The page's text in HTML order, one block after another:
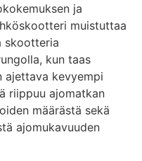
ja
muistuttaa
skootteria
kun taas
ajettava kevyempi
riippuu ajomatkan
määrästä sekä
ajomukavuuden